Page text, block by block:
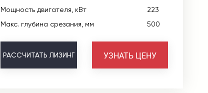
Мощность двигателя, кВт
223
Макс. глубина срезания, мм
500
РАССЧИТАТЬ ЛИЗИНГ УЗНАТЬ ЦЕНУ